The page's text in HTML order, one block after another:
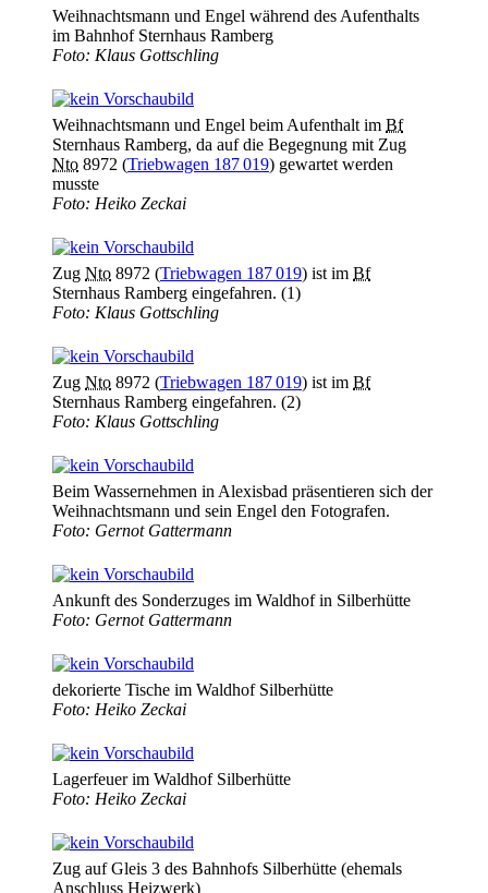
Weihnachtsmann und Engel während des Aufenthalts
im Bahnhof Sternhaus Ramberg
Foto: Klaus Gottschling
Weihnachtsmann und Engel beim Aufenthalt im Bf
Sternhaus Ramberg, da auf die Begegnung mit Zug
Nto 8972 (Triebwagen 187 019) gewartet werden
musste
Foto: Heiko Zeckai
Zug Nto 8972 (Trieb­wagen 187 019) ist im Bf
Sternhaus Ramberg eingefahren. (1)
Foto: Klaus Gottschling
Zug Nto 8972 (Trieb­wagen 187 019) ist im Bf
Sternhaus Ramberg eingefahren. (2)
Foto: Klaus Gottschling
Beim Wassernehmen in Alexis­bad präsentieren sich der
Weihnachtsmann und sein Engel den Fotografen.
Foto: Gernot Gattermann
Ankunft des Sonder­zuges im Waldhof in Silberhütte
Foto: Gernot Gattermann
dekorierte Tische im Waldhof Silberhütte
Foto: Heiko Zeckai
Lagerfeuer im Waldhof Silberhütte
Foto: Heiko Zeckai
Zug auf Gleis 3 des Bahnhofs Silberhütte (ehemals
Anschluss Heizwerk)